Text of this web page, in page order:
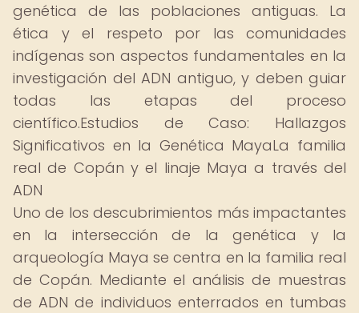
genética de las poblaciones antiguas. La
ética y el respeto por las comunidades
indígenas son aspectos fundamentales en la
investigación del ADN antiguo, y deben guiar
todas las etapas del proceso
científico.Estudios de Caso: Hallazgos
Significativos en la Genética MayaLa familia
real de Copán y el linaje Maya a través del
ADN
Uno de los descubrimientos más impactantes
en la intersección de la genética y la
arqueología Maya se centra en la familia real
de Copán. Mediante el análisis de muestras
de ADN de individuos enterrados en tumbas